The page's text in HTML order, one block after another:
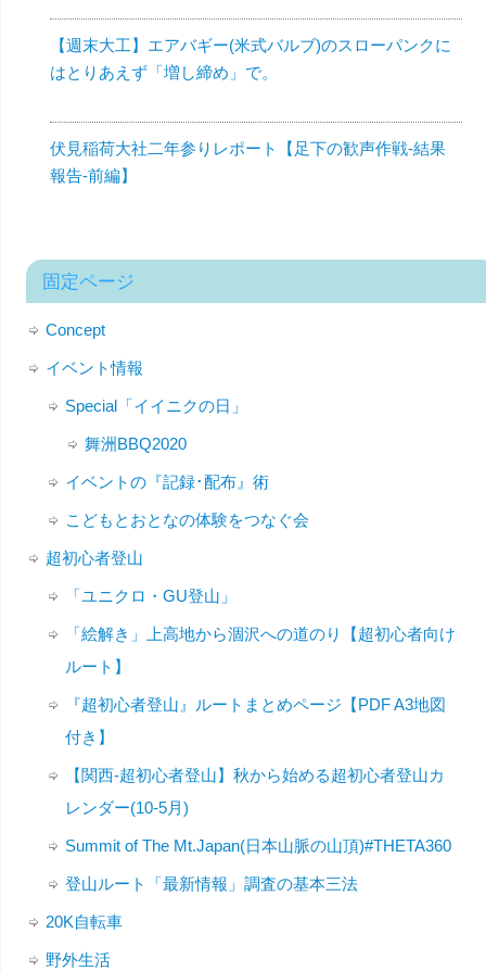
【週末大工】エアバギー(米式バルブ)のスローパンクに
はとりあえず「増し締め」で。
伏見稲荷大社二年参りレポート【足下の歓声作戦-結果
報告-前編】
固定ページ
Concept
イベント情報
Special「イイニクの日」
舞洲BBQ2020
イベントの『記録･配布』術
こどもとおとなの体験をつなぐ会
超初心者登山
「ユニクロ・GU登山」
「絵解き」上高地から涸沢への道のり【超初心者向け
ルート】
『超初心者登山』ルートまとめページ【PDF A3地図
付き】
【関西-超初心者登山】秋から始める超初心者登山カ
レンダー(10-5月)
Summit of The Mt.Japan(日本山脈の山頂)#THETA360
登山ルート「最新情報」調査の基本三法
20K自転車
野外生活